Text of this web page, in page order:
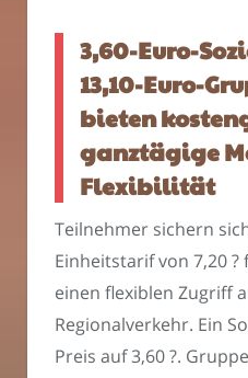
3,60-Euro-
13,10-Euro-
bieten
ganztägige
Flexibilität
Teilnehmer sichern
Einheitstarif von 7,20 ?
einen flexiblen Zugriff
Regionalverkehr. Ein
Preis auf 3,60 ?.